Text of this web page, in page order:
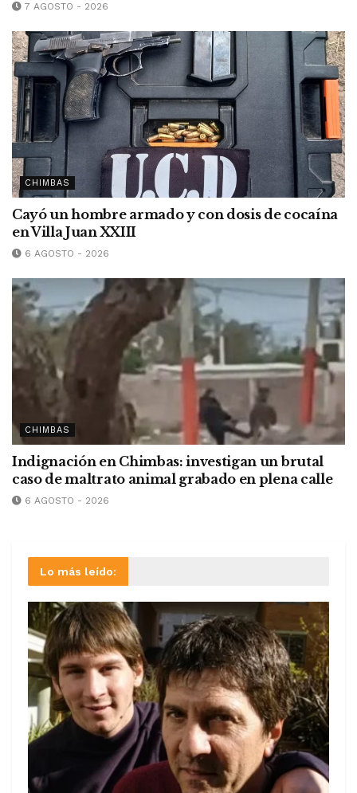
7 AGOSTO - 2026
CHIMBAS
Cayó un hombre armado y con dosis de cocaína
en Villa Juan XXIII
6 AGOSTO - 2026
CHIMBAS
Indignación en Chimbas: investigan un brutal
caso de maltrato animal grabado en plena calle
6 AGOSTO - 2026
Lo más leído: